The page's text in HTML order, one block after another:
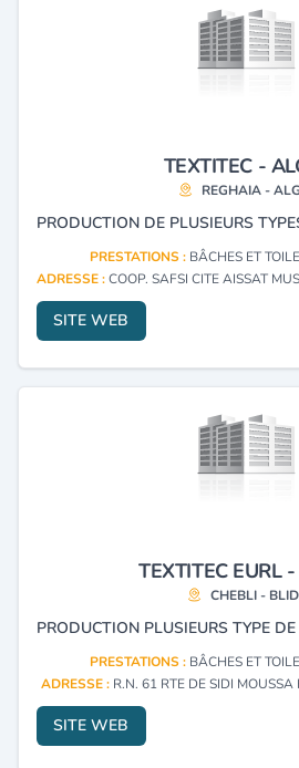
TEXTITEC -
REGHAIA -
PRESTATIONS : BÂCHES ET
ADRESSE :COOP. SAFSI CITE AISSAT
SITE WEB
TEXTITEC EURL
CHEBLI -
PRESTATIONS : BÂCHES ET
ADRESSE : R.N. 61 RTE DE SIDI
SITE WEB